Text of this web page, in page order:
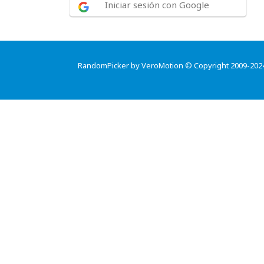
Iniciar sesión con Google
RandomPicker by VeroMotion © Copyright 2009-